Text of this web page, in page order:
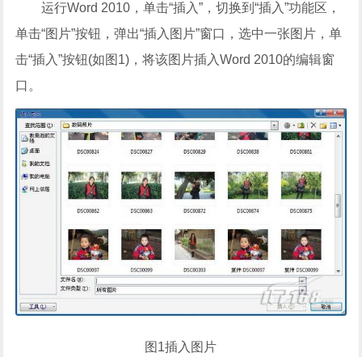
运行Word 2010，单击“插入”，切换到“插入”功能区，
单击“图片”按钮，弹出“插入图片”窗口，选中一张图片，单
击“插入”按钮(如图1)，将该图片插入Word 2010的编辑窗
口。
图1插入图片